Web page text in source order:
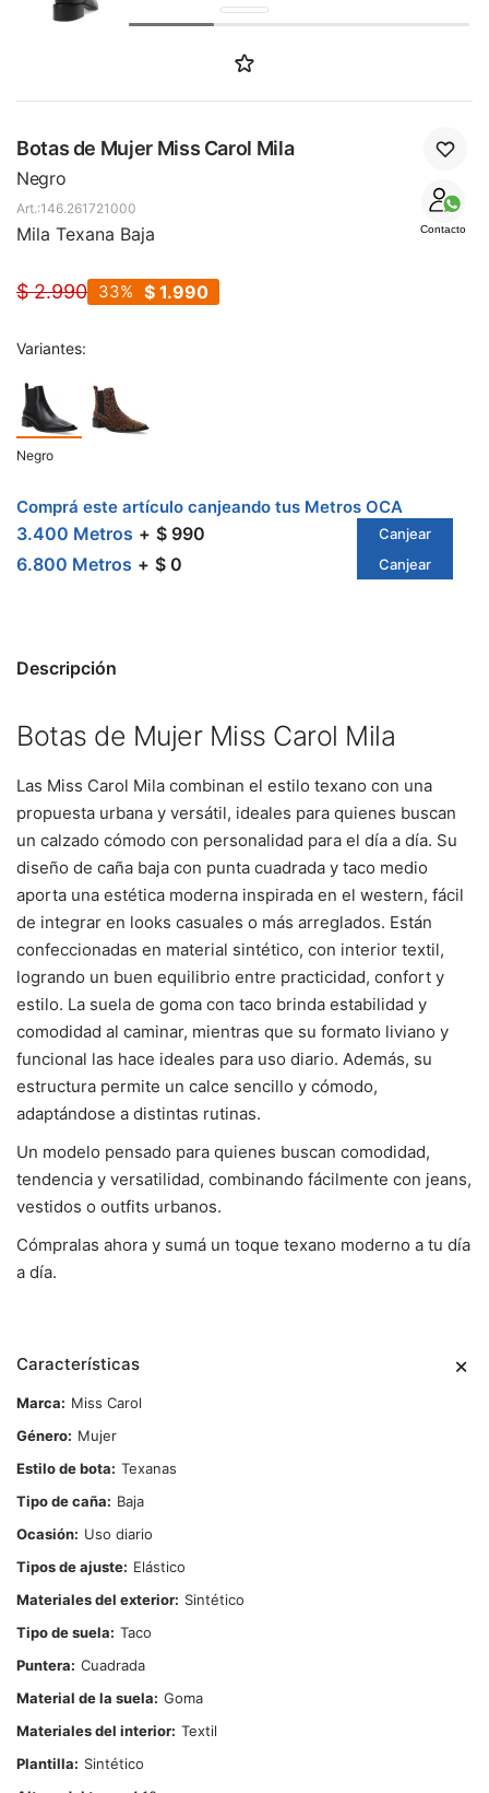
Botas de Mujer Miss Carol Mila
Negro
Contacto
146.261721000
Mila Texana Baja
$ 2.990 $ 1.990
33
Variantes:
Negro
Comprá este artículo canjeando tus Metros OCA
3.400 Metros $ 990 Canjear
6.800 Metros $ 0 Canjear
Descripción
Botas de Mujer Miss Carol Mila
Las Miss Carol Mila combinan el estilo texano con una
propuesta urbana y versátil, ideales para quienes buscan
un calzado cómodo con personalidad para el día a día. Su
diseño de caña baja con punta cuadrada y taco medio
aporta una estética moderna inspirada en el western, fácil
de integrar en looks casuales o más arreglados. Están
confeccionadas en material sintético, con interior textil,
logrando un buen equilibrio entre practicidad, confort y
estilo. La suela de goma con taco brinda estabilidad y
comodidad al caminar, mientras que su formato liviano y
funcional las hace ideales para uso diario. Además, su
estructura permite un calce sencillo y cómodo,
adaptándose a distintas rutinas.
Un modelo pensado para quienes buscan comodidad,
tendencia y versatilidad, combinando fácilmente con jeans,
vestidos o outfits urbanos.
Cómpralas ahora y sumá un toque texano moderno a tu día
a día.
Características
Marca
Miss Carol
Género
Mujer
Estilo de bota
Texanas
Tipo de caña
Baja
Ocasión
Uso diario
Tipos de ajuste
Elástico
Materiales del exterior
Sintético
Tipo de suela
Taco
Puntera
Cuadrada
Material de la suela
Goma
Materiales del interior Textil
Plantilla
Sintético